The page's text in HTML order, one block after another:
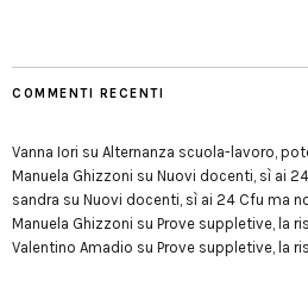
COMMENTI RECENTI
Vanna Iori su Alternanza scuola-lavoro,
Manuela Ghizzoni su Nuovi docenti, sì ai
sandra su Nuovi docenti, sì ai 24 Cfu ma
Manuela Ghizzoni su Prove suppletive, la
Valentino Amadio su Prove suppletive, la